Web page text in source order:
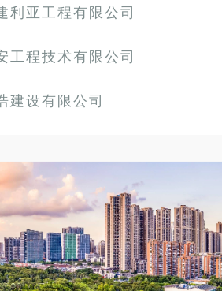
利亚工程有限公司
工程技术有限公司
建设有限公司